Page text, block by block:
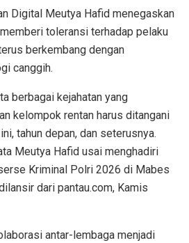
Digital Meutya Hafid menegaskan
toleransi terhadap pelaku
berkembang dengan
canggih.
berbagai kejahatan yang
kelompok rentan harus ditangani
tahun depan, dan seterusnya.
Meutya Hafid usai menghadiri
Kriminal Polri 2026 di Mabes
dari pantau.com, Kamis
antar-lembaga menjadi